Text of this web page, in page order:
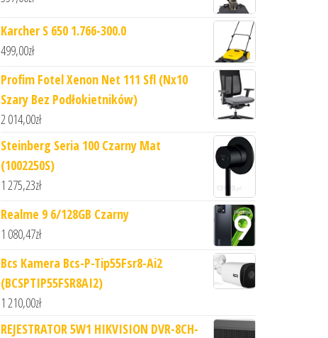
Karcher S 650 1.766-300.0
499,00zł
Profim Fotel Xenon Net 111 Sfl (Nx10
Szary Bez Podłokietników)
2 014,00zł
Steinberg Seria 100 Czarny Mat
(1002250S)
1 275,23zł
Realme 9 6/128GB Czarny
1 080,47zł
Bcs Kamera Bcs-P-Tip55Fsr8-Ai2
(BCSPTIP55FSR8AI2)
1 210,00zł
REJESTRATOR 5W1 HIKVISION DVR-8CH-